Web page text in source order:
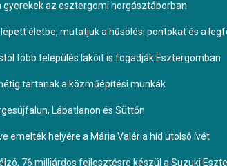
az esztergomi horgásztáborban
életbe, mutatjuk a hűsölési pontokat és a
több település lakóit is fogadják Esztergomban
tartanak a közműépítési munkák
Lábatlanon és Süttőn
emelték helyére a Mária Valéria híd utolsó ívét
76 milliárdos fejlesztésre készül a Suzuki